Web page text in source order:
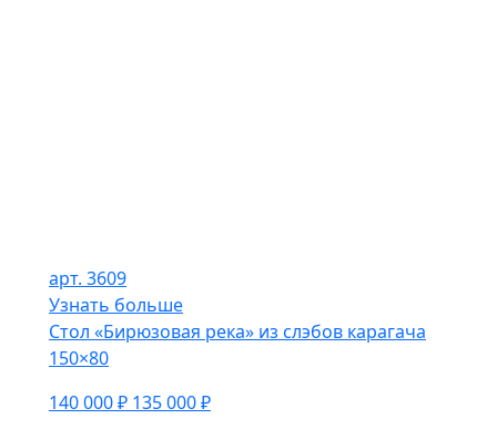
арт. 3609
Узнать больше
Стол «Бирюзовая река» из слэбов карагача
150×80
140 000 ₽ 135 000 ₽